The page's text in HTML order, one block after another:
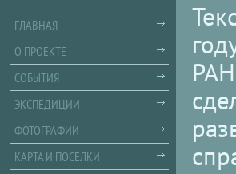
ГЛАВНАЯ
О ПРОЕКТЕ
СОБЫТИЯ
ЭКСПЕДИЦИИ
ФОТОГРАФИИ
КАРТА И ПОСЕЛКИ